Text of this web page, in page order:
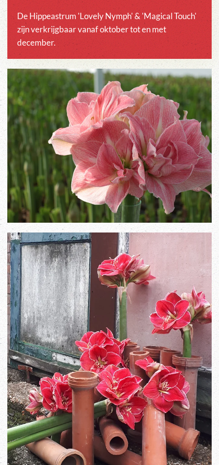
De Hippeastrum 'Lovely Nymph' & 'Magical Touch'
zijn verkrijgbaar vanaf oktober tot en met
december.